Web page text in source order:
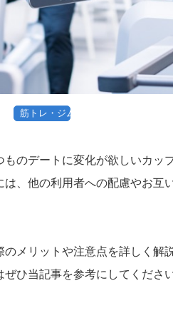
筋トレ・ジム
のデートに変化が欲しいカッ
、他の利用者への配慮やお互
メリットや注意点を詳しく解
ひ当記事を参考にしてください